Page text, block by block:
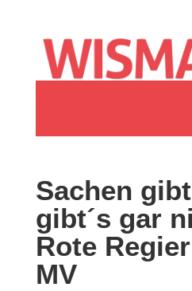
Sachen
gibt´s gar
Rote
MV